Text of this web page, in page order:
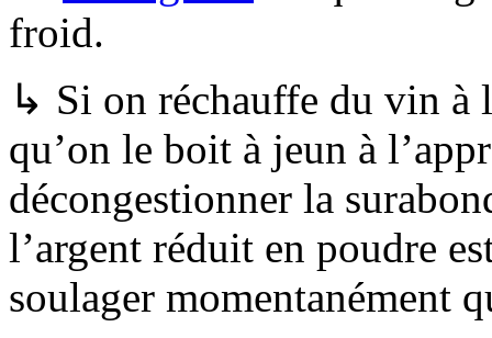
froid.
↳ Si on réchauffe du vin à
qu’on le boit à jeun à
décongestionner la
l’argent réduit en poudre
soulager momentanément